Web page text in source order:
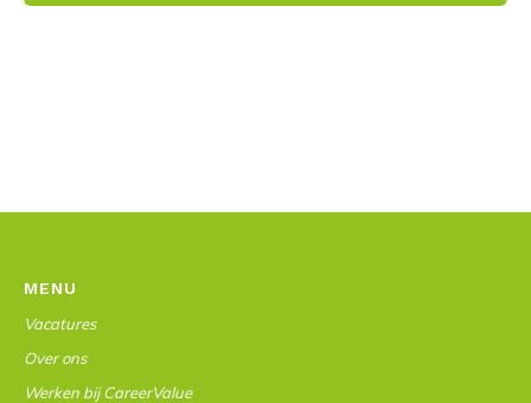
MENU
Vacatures
Over ons
Werken bij CareerValue